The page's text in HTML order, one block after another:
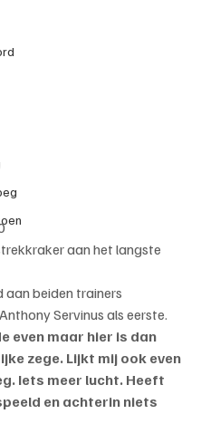
aan het langste
beiden trainers
Servinus als eerste.
even maar hier is dan
zege. Lijkt mij ook even
Iets meer lucht. Heeft
en achterin niets